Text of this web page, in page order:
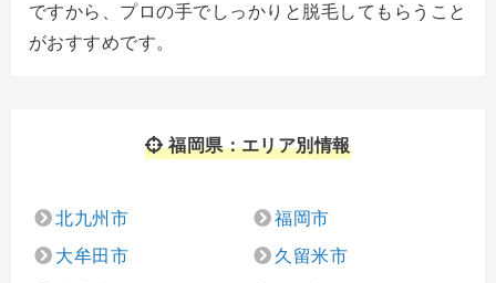
ですから、プロの手でしっかりと脱毛してもらうこと
がおすすめです。
福岡県：エリア別情報
北九州市 福岡市
大牟田市 久留米市